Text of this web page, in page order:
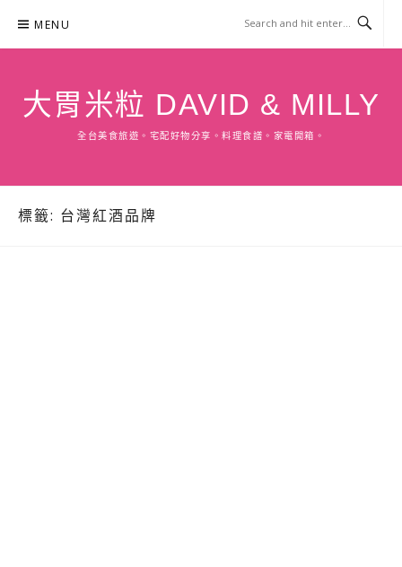
content
MENU
大胃米粒 DAVID & MILLY
全台美食旅遊。宅配好物分享。料理食譜。家電開箱。
標籤: 台灣紅酒品牌